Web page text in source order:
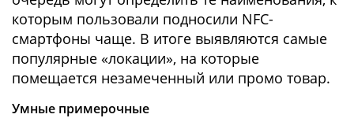
которым пользовали подносили NFC-
смартфоны чаще. В итоге выявляются самые
популярные «локации», на которые
помещается незамеченный или промо товар.
Умные примерочные